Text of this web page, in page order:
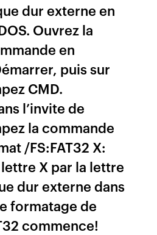
dur externe en
Ouvrez la
en
puis sur
CMD.
l’invite de
la commande
/FS:FAT32 X:
X par la lettre
dur externe dans
formatage de
commence!